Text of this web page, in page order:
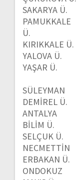
SAKARYA Ü.
PAMUKKALE
Ü.
KIRIKKALE Ü.
YALOVA Ü.
YAŞAR Ü.
SÜLEYMAN
DEMİREL Ü.
ANTALYA
BİLİM Ü.
SELÇUK Ü.
NECMETTİN
ERBAKAN Ü.
ONDOKUZ